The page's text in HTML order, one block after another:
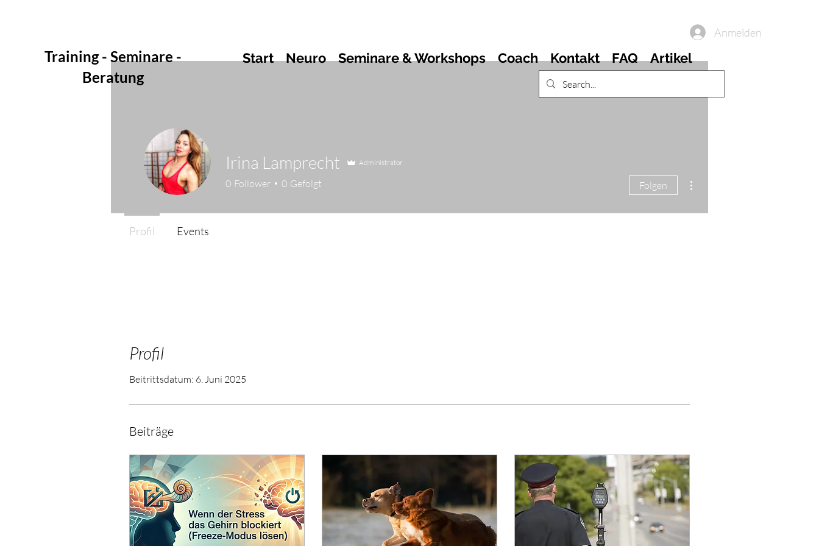
Training - Seminare -
Beratung
Anmelden
Start Neuro Seminare & Workshops Coach Kontakt FAQ Artikel
Profil
Beitrittsdatum: 6. Juni 2025
Beiträge
Irina Lamprecht Administrator
0 Follower 0 Gefolgt Folgen
Profil Events